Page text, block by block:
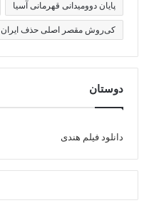
پایان دوومیدانی قهرمانی آسیا
کی‌روش مقصر اصلی حذف ایران
دوستان
دانلود فیلم هندی